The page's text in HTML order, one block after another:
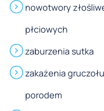
nowotwory
płciowych
zaburzenia sutka
zakażenia
porodem